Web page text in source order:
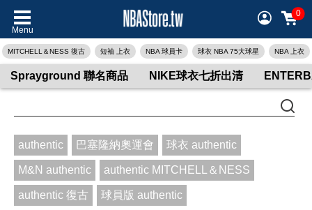
Menu
0
MITCHELL＆NESS 復古 短袖 上衣 NBA 球員卡 球衣 NBA 75大球星 NBA 上衣
Sprayground 聯名商品 NIKE球衣七折出清
authentic 巴塞隆納奧運會 球衣 authentic
M&N authentic authentic MITCHELL＆NESS
authentic 復古 球員版 authentic